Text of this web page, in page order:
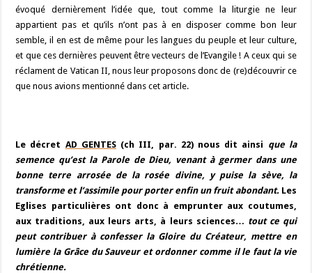
évoqué dernièrement l’idée que, tout comme la liturgie ne leur
appartient pas et qu’ils n’ont pas à en disposer comme bon leur
semble, il en est de même pour les langues du peuple et leur culture,
et que ces dernières peuvent être vecteurs de l’Evangile ! A ceux qui se
réclament de Vatican II, nous leur proposons donc de (re)découvrir ce
que nous avions mentionné danscet article.
Le décret AD GENTES(ch III, par. 22) nous dit ainsi que la
semence qu’est la Parole de Dieu, venant à germer dans une
bonne terre arrosée de la rosée divine, y puise la sève, la
transforme et l’assimile pour porter enfin un fruit abondant. Les
Eglises particulières ont donc à emprunter aux coutumes,
aux traditions, aux leurs arts, à leurs sciences… tout ce qui
peut contribuer à confesser la Gloire du Créateur, mettre en
lumière la Grâce du Sauveur et ordonner comme il le faut la vie
chrétienne.